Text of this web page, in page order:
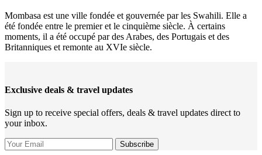
Mombasa est une ville fondée et gouvernée par les Swahili. Elle a
été fondée entre le premier et le cinquième siècle. À certains
moments, il a été occupé par des Arabes, des Portugais et des
Britanniques et remonte au XVIe siècle.
Exclusive deals & travel updates
Sign up to receive special offers, deals & travel updates direct to
your inbox.